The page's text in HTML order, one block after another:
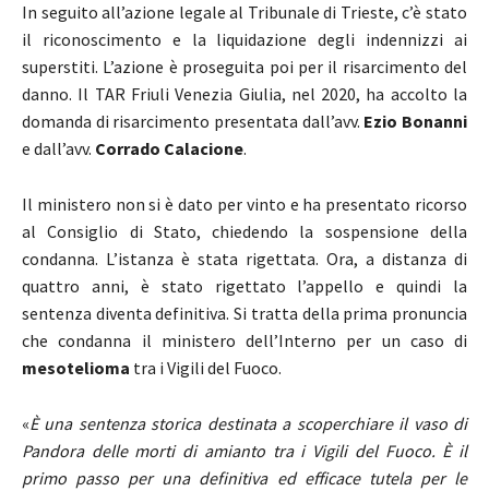
In seguito all’azione legale al Tribunale di Trieste, c’è stato
il riconoscimento e la liquidazione degli indennizzi ai
superstiti. L’azione è proseguita poi per il risarcimento del
danno. Il TAR Friuli Venezia Giulia, nel 2020, ha accolto la
domanda di risarcimento presentata dall’avv. Ezio Bonanni
e dall’avv. Corrado Calacione.
Il ministero non si è dato per vinto e ha presentato ricorso
al Consiglio di Stato, chiedendo la sospensione della
condanna. L’istanza è stata rigettata. Ora, a distanza di
quattro anni, è stato rigettato l’appello e quindi la
sentenza diventa definitiva. Si tratta della prima pronuncia
che condanna il ministero dell’Interno per un caso di
mesotelioma tra i Vigili del Fuoco.
«È una sentenza storica destinata a scoperchiare il vaso di
Pandora delle morti di amianto tra i Vigili del Fuoco. È il
primo passo per una definitiva ed efficace tutela per le